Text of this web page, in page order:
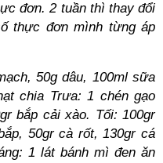
đơn. 2 tuần thì thay đổi
thực đơn mình từng áp
50g dâu, 100ml sữa
chia Trưa: 1 chén gạo
bắp cải xào. Tối: 100gr
50gr cà rốt, 130gr cá
1 lát bánh mì đen ăn